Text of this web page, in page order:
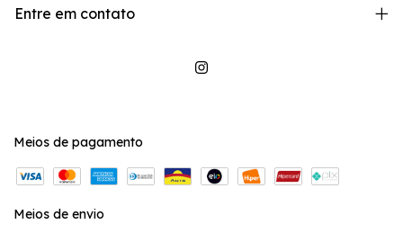
Entre em contato
Meios de pagamento
Meios de envio